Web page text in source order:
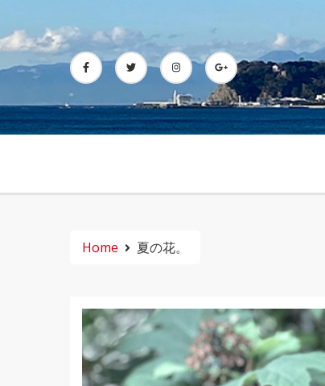
to
content
Home 夏の花。